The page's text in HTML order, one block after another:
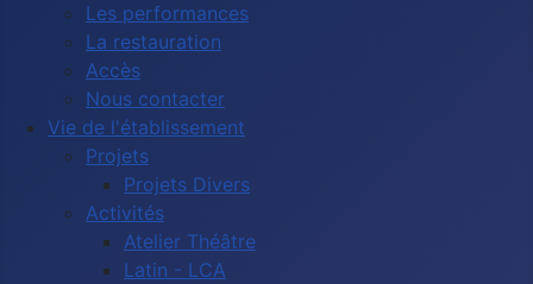
Les performances
La restauration
Accès
Nous contacter
Vie de l'établissement
Projets
Projets Divers
Activités
Atelier Théâtre
Latin - LCA